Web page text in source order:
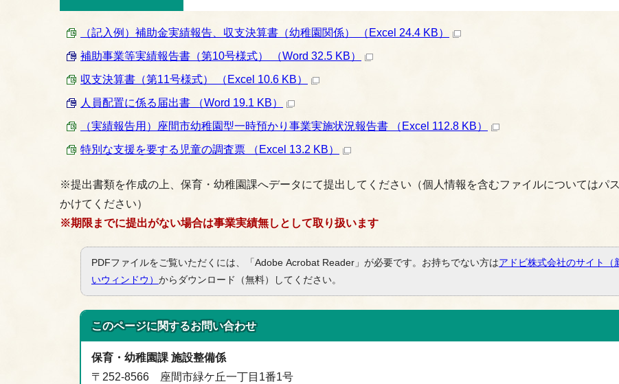
（記入例）補助金実績報告、収支決算書（幼稚園関係） （Excel 24.4 KB）
補助事業等実績報告書（第10号様式） （Word 32.5 KB）
収支決算書（第11号様式） （Excel 10.6 KB）
人員配置に係る届出書 （Word 19.1 KB）
（実績報告用）座間市幼稚園型一時預かり事業実施状況報告書 （Excel 112.8 KB）
特別な支援を要する児童の調査票 （Excel 13.2 KB）
※提出書類を作成の上、保育・幼稚園課へデータにて提出してください（個人情報を含むファイルについてはパ
かけてください）
※期限までに提出がない場合は事業実績無しとして取り扱います
PDFファイルをご覧いただくには、「Adobe Acrobat Reader」が必要です。お持ちでない方はアドビ株式会社のサイト（
いウィンドウ） からダウンロード（無料）してください。
このページに関するお問い合わせ
保育・幼稚園課 施設整備係
〒252-8566 座間市緑ケ丘一丁目1番1号